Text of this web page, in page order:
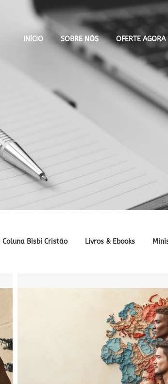
INÍCIO SOBRE NÓS OFERTE AGORA
Coluna Bisbi Cristão Livros & Ebooks